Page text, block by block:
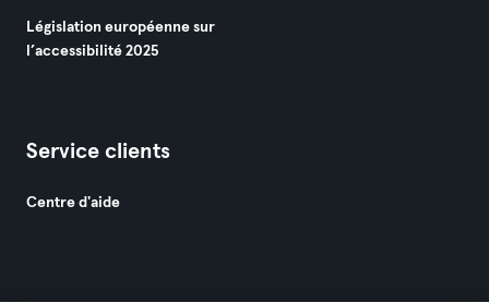
Législation européenne sur
l’accessibilité 2025
Service clients
Centre d'aide